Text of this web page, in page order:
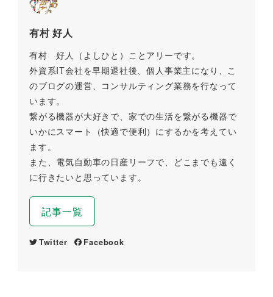
有村 好人
有村 好人（よしひと）ことアリーです。
外資系IT会社を早期退社後、個人事業主になり、こ
のブログの運営、コンサルティング業務を行なって
います。
繋がる機器が大好きで、家での生活を繋がる機器で
いかにスマート（快適で便利）にするかを考えてい
ます。
また、電気自動車の日産リーフで、どこまでも遠く
に行きたいと思っています。
記事一覧
Twitter Facebook